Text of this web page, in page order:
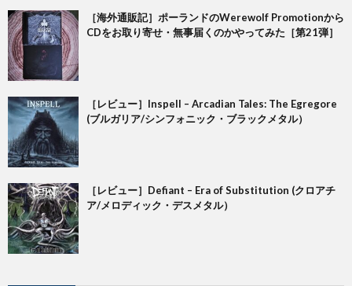
［海外通販記］ポーランドのWerewolf Promotionから
CDをお取り寄せ・無事届くのかやってみた［第21弾］
［レビュー］Inspell – Arcadian Tales: The Egregore
(ブルガリア/シンフォニック・ブラックメタル）
［レビュー］Defiant – Era of Substitution (クロアチ
ア/メロディック・デスメタル）